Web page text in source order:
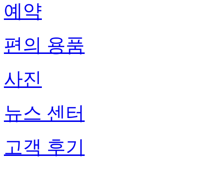
예약
편의 용품
사진
뉴스 센터
고객 후기